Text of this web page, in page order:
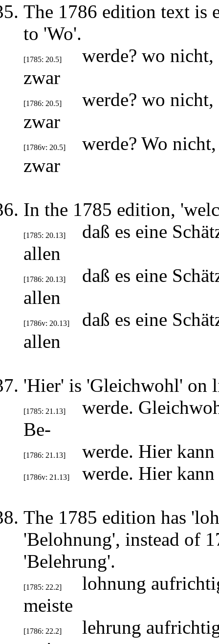
The 1786 edition text is
to 'Wo'.
[1785: 20.5]
werde? wo
zwar
[1786: 20.5]
werde? wo
zwar
[1786v: 20.5]
werde? Wo
zwar
In the 1785 edition,
[1785: 20.13]
daß es eine
allen
[1786: 20.13]
daß es eine
allen
[1786v: 20.13]
daß es eine
allen
'Hier' is 'Gleichwohl' on
[1785: 21.13]
werde.
Be-
[1786: 21.13] werde. Hier
[1786v: 21.13] werde. Hier
The 1785 edition has
'Belohnung', instead of
'Belehrung'.
[1785: 22.2]
lohnung
meiste
[1786: 22.2]
lehrung